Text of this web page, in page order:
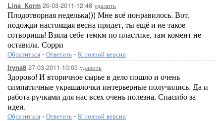
Lina_Korm 26-03-2011-12:48 удалить
Плодотворная неделька))) Мне всё понравилось. Вот,
подожди настоящая весна придет, ты ещё и не такое
сотворишь! Взяла себе темкм по пластике, там комент не
оставила. Сорри
Обратиться - Ответить - К полной версии
Iryna8 27-03-2011-10:03 удалить
Здорово! И вторичное сырье в дело пошло и очень
симпатичные украшалочки интерьерные получились. Да и
работа ручками для нас всех очень полезна. Спасибо за
идеи.
Обратиться - Ответить - К полной версии